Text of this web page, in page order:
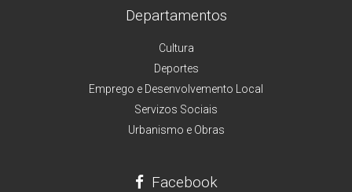
Departamentos
Cultura
Deportes
Emprego e Desenvolvemento Local
Servizos Sociais
Urbanismo e Obras
Facebook